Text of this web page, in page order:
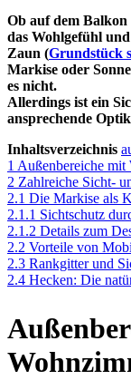
Ob auf dem Balkon
das Wohlgefühl
Zaun (Grundstück
Markise oder
es nicht.
Allerdings ist ein
ansprechende
Inhaltsverzeichnis
1 Außenbereiche
2 Zahlreiche Sicht-
2.1 Die Markise als
2.1.1 Sichtschutz
2.1.2 Details zum
2.2 Vorteile von
2.3 Rankgitter und
2.4 Hecken: Die